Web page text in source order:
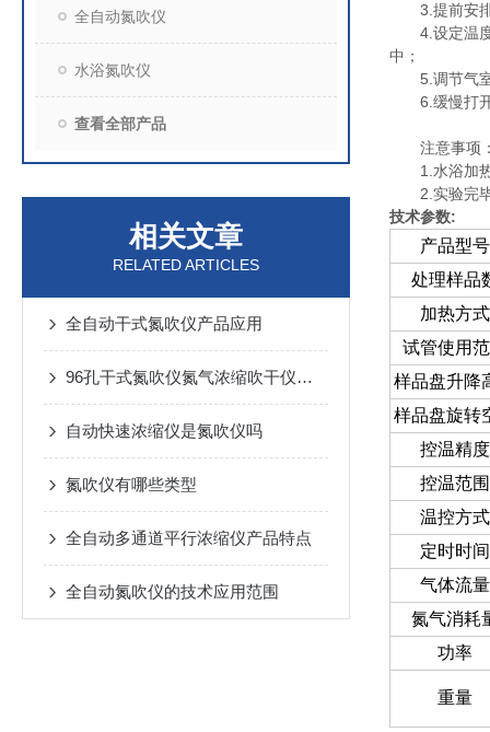
全自动氮吹仪
水浴氮吹仪
查看全部产品
相关文章
RELATED ARTICLES
全自动干式氮吹仪产品应用
96孔干式氮吹仪氮气浓缩吹干仪技术参数
自动快速浓缩仪是氮吹仪吗
氮吹仪有哪些类型
全自动多通道平行浓缩仪产品特点
全自动氮吹仪的技术应用范围
3.提前安排
4.设定温度
中；
5.调节气室
6.缓慢打开
注意事项
1.水浴加热
2.实验完毕
技术参数:
产品型号
处理样品
加热方式
试管使用
样品盘升降
样品盘旋转
控温精度
控温范围
温控方式
定时时间
气体流量
氮气消耗
功率
重量